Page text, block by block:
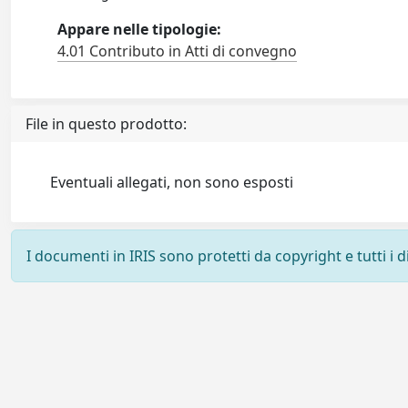
Appare nelle tipologie:
4.01 Contributo in Atti di convegno
File in questo prodotto:
Eventuali allegati, non sono esposti
I documenti in IRIS sono protetti da copyright e tutti i